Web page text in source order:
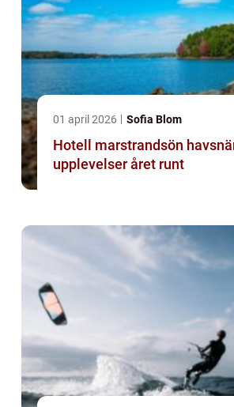
01 april 2026 Sofia Blom
Hotell marstrandsön havsnära
upplevelser året runt